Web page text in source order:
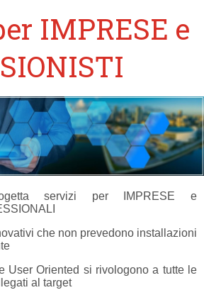
IMPRESE e
servizi per IMPRESE e
che non prevedono installazioni
User Oriented si rivologono a tutte le
al target